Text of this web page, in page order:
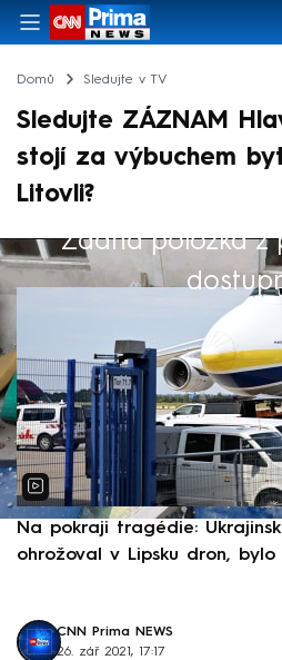
Domů Sledujte v TV
Sledujte ZÁZNAM
stojí za výbuchem
Litovli?
Žádná položka z
Výběr redakce
Na pokraji tragédie:
ohrožoval v Lipsku dron, bylo
CNN Prima NEWS
26. zář 2021, 17:17